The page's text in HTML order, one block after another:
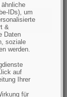
ähnliche
IDs), um
&
Daten
soziale
werden.
auf
Ihrer
für